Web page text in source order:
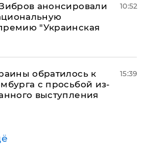
анонсировали
"Украинская
10:52
обратилось к
с просьбой из-
выступления
15:39